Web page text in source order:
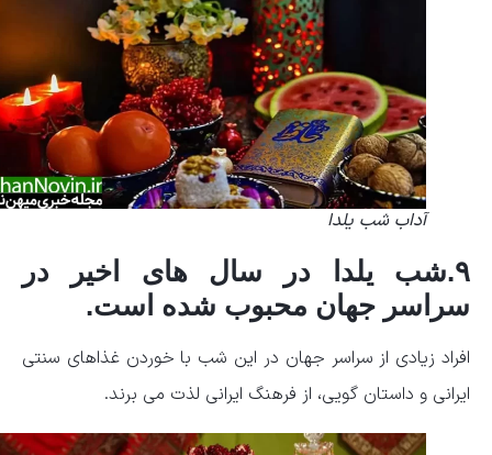
آداب شب یلدا
۹.شب یلدا در سال های اخیر در
سراسر جهان محبوب شده است.
افراد زیادی از سراسر جهان در این شب با خوردن غذاهای سنتی
ایرانی و داستان گویی، از فرهنگ ایرانی لذت می برند.